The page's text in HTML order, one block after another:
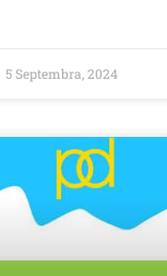
5 Septembra, 2024